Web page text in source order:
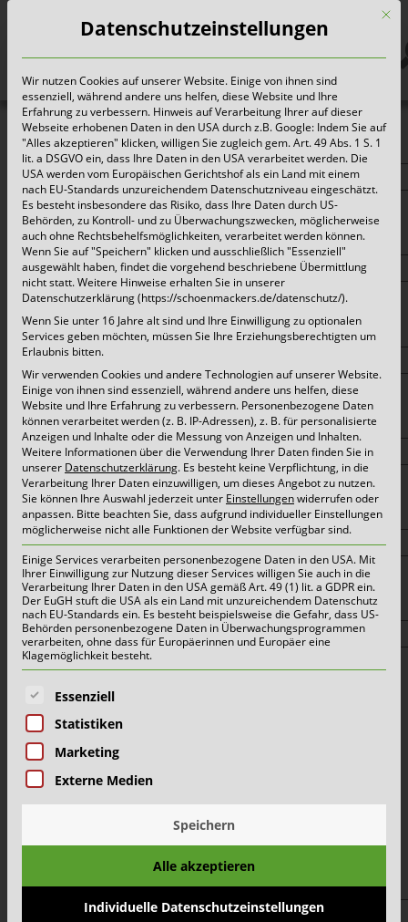
Heute für morgen sorgen
Redaktion/Firma*
Ansprechpartner:in*
Ihre Adresse*
Ihre E-Mail-Adresse*
Ihre Telefonnummer
Ihr Betreff*
Für welchen Schönmackers Standort ist Ihre
Anfrage?
Ihre Anfrage*
Mit
Datenschutzeinstellungen
Wir nutzen Cookies auf unserer Website. Einige von ihnen sind
essenziell, während andere uns helfen, diese Website und Ihre
Erfahrung zu verbessern. Hinweis auf Verarbeitung Ihrer auf dieser
Webseite erhobenen Daten in den USA durch z.B. Google: Indem Sie auf
"Alles akzeptieren" klicken, willigen Sie zugleich gem. Art. 49 Abs. 1 S. 1
lit. a DSGVO ein, dass Ihre Daten in den USA verarbeitet werden. Die
USA werden vom Europäischen Gerichtshof als ein Land mit einem
nach EU-Standards unzureichendem Datenschutzniveau eingeschätzt.
Es besteht insbesondere das Risiko, dass Ihre Daten durch US-
Behörden, zu Kontroll- und zu Überwachungszwecken, möglicherweise
auch ohne Rechtsbehelfsmöglichkeiten, verarbeitet werden können.
Wenn Sie auf "Speichern" klicken und ausschließlich "Essenziell"
ausgewählt haben, findet die vorgehend beschriebene Übermittlung
nicht statt. Weitere Hinweise erhalten Sie in unserer
Datenschutzerklärung (https://schoenmackers.de/datenschutz/).
Wenn Sie unter 16 Jahre alt sind und Ihre Einwilligung zu optionalen
Services geben möchten, müssen Sie Ihre Erziehungsberechtigten um
Erlaubnis bitten.
Wir verwenden Cookies und andere Technologien auf unserer Website.
Einige von ihnen sind essenziell, während andere uns helfen, diese
Website und Ihre Erfahrung zu verbessern. Personenbezogene Daten
können verarbeitet werden (z. B. IP-Adressen), z. B. für personalisierte
Anzeigen und Inhalte oder die Messung von Anzeigen und Inhalten.
Weitere Informationen über die Verwendung Ihrer Daten finden Sie in
unserer Datenschutzerklärung. Es besteht keine Verpflichtung, in die
Verarbeitung Ihrer Daten einzuwilligen, um dieses Angebot zu nutzen.
Sie können Ihre Auswahl jederzeit unter Einstellungenwiderrufen oder
anpassen. Bitte beachten Sie, dass aufgrund individueller Einstellungen
möglicherweise nicht alle Funktionen der Website verfügbar sind.
Einige Services verarbeiten personenbezogene Daten in den USA. Mit
Ihrer Einwilligung zur Nutzung dieser Services willigen Sie auch in die
Verarbeitung Ihrer Daten in den USA gemäß Art. 49 (1) lit. a GDPR ein.
Der EuGH stuft die USA als ein Land mit unzureichendem Datenschutz
nach EU-Standards ein. Es besteht beispielsweise die Gefahr, dass US-
Behörden personenbezogene Daten in Überwachungsprogrammen
verarbeiten, ohne dass für Europäerinnen und Europäer eine
Klagemöglichkeit besteht.
Es folgt eine Liste der Service-Gruppen, für die eine
Essenziell
Statistiken
Marketing
Externe Medien
Speichern
Alle akzeptieren
Individuelle Datenschutzeinstellungen